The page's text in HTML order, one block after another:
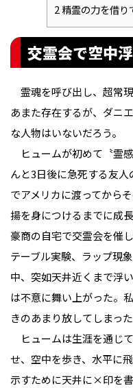
2精霊の力を借り
交霊会で空中
霊魂を呼び出し、超常
あまた存在するが、ダニ
な人物はいないだろう。
ヒュームが初めて〝霊
んと3日後に急死する友
でアメリカに渡ってから
揚を身につけるまでに成
豪商の自宅で交霊会を催
テーブル実験、ラップ現
中、突如天井近くまで浮
は不意に舞い上がった。
きのあまり放してしまっ
ヒュームは生涯を通じ
せ、空中を歩き、水平に
示すために天井に×印を